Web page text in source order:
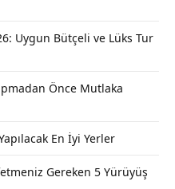
Uygun Bütçeli ve Lüks Tur
Önce Mutlaka
En İyi Yerler
Gereken 5 Yürüyüş